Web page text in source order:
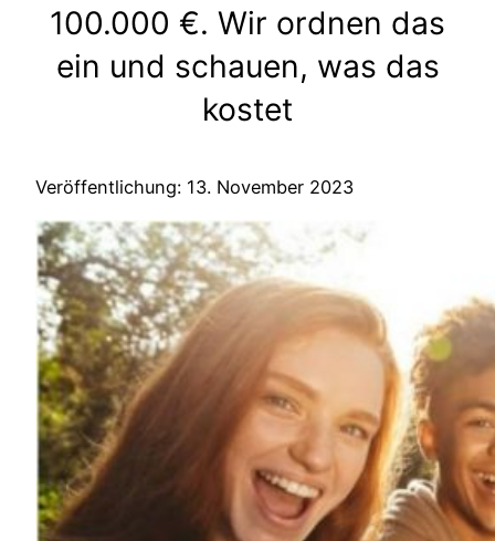
100.000 €. Wir ordnen das
ein und schauen, was das
kostet
Veröffentlichung: 13. November 2023